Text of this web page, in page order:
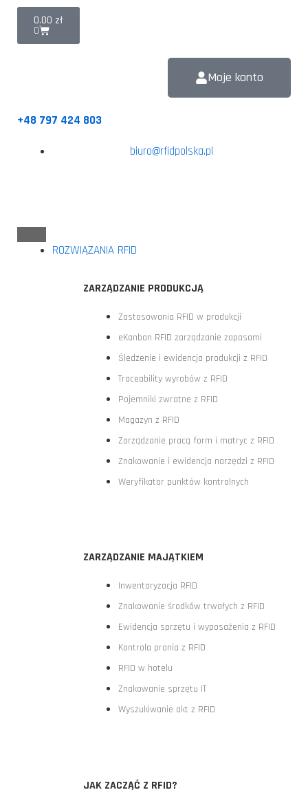
biuro@rfidpolska.pl
+48 797 424 803
Moje konto
0.00 zł
0
ROZWIĄZANIA RFID
ZARZĄDZANIE PRODUKCJĄ
Zastosowania RFID w produkcji
eKanban RFID zarządzanie zapasami
Śledzenie i ewidencja produkcji z RFID
Traceability wyrobów z RFID
Pojemniki zwrotne z RFID
Magazyn z RFID
Zarządzanie pracą form i matryc z RFID
Znakowanie i ewidencja narzędzi z RFID
Weryfikator punktów kontrolnych
ZARZĄDZANIE MAJĄTKIEM
Inwentaryzacja RFID
Znakowanie środków trwałych z RFID
Ewidencja sprzętu i wyposażenia z RFID
Kontrola prania z RFID
RFID w hotelu
Znakowanie sprzętu IT
Wyszukiwanie akt z RFID
JAK ZACZĄĆ Z RFID?